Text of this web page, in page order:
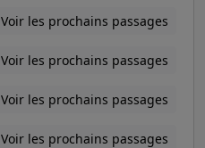
Voir les prochains passages
Voir les prochains passages
Voir les prochains passages
Voir les prochains passages